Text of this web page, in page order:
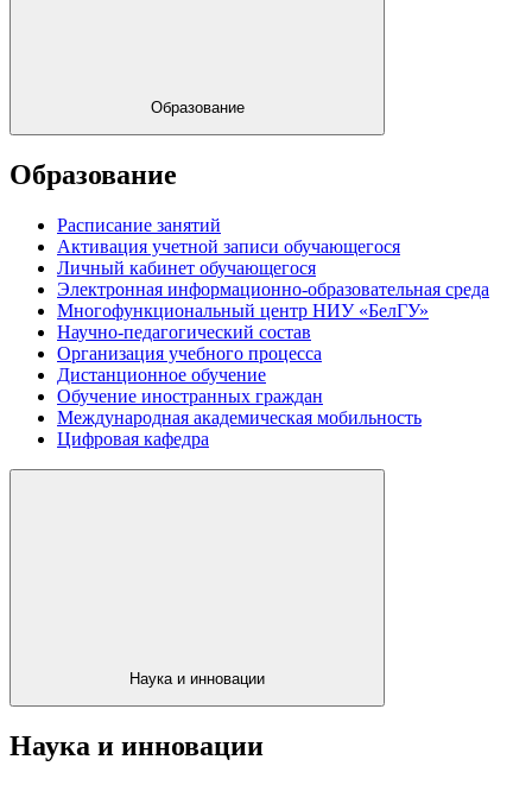
Образование
Образование
Расписание занятий
Активация учетной записи обучающегося
Личный кабинет обучающегося
Электронная информационно-образовательная среда
Многофункциональный центр НИУ «БелГУ»
Научно-педагогический состав
Организация учебного процесса
Дистанционное обучение
Обучение иностранных граждан
Международная академическая мобильность
Цифровая кафедра
Наука и инновации
Наука и инновации